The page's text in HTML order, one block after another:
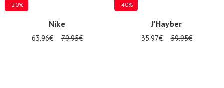
-20%
Nike
63.96€ 79.95€
-40%
J'Hayber
35.97€ 59.95€